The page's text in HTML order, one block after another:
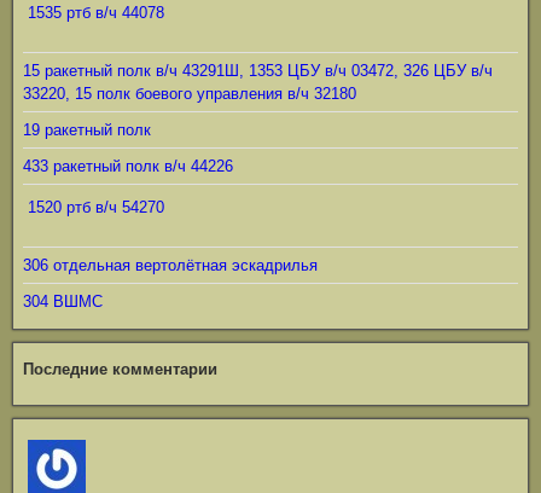
1535 ртб в/ч 44078
15 ракетный полк в/ч 43291Ш, 1353 ЦБУ в/ч 03472, 326 ЦБУ в/ч
33220, 15 полк боевого управления в/ч 32180
19 ракетный полк
433 ракетный полк в/ч 44226
1520 ртб в/ч 54270
306 отдельная вертолётная эскадрилья
304 ВШМС
Последние комментарии